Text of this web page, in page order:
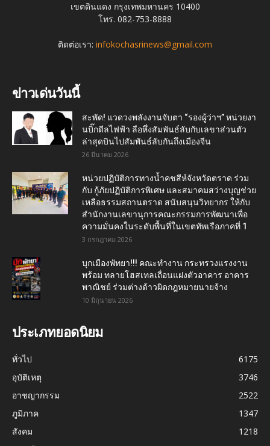
เขตดินแดง กรุงเทพมหานคร 10400
โทร. 082-753-8888
ติดต่อเรา: infokochasrinews@gmail.com
ข่าวเด่นวันนี้
สะพัด! แวดวงพลังงานจับตา “รองผู้ว่าฯ” หน่วยงา
นบิ๊กดีลไฟฟ้า ลือหึ่งสัมพันธ์ลับกับเลขาส่วนตัว
ล่าสุดบินไปสัมพันธ์ลับกันถึงเมืองจีน
26 มีนาคม 2026
หน่วยปฏิบัติการทางน้ำคชสีห์จังหวัดตราด ร่วม
กับ กู้ภัยปฏิบัติการพิเศษ และสมาคมสว่างบุญช่วย
เหลือธรรมสถานตราด สนับสนุนวิทยากร ให้กับ
สำนักงานเลขานุการคณะกรรมการพัฒนาเพื่อ
ความมั่นคงในระดับพื้นที่ในเขตทัพเรือภาคที่ 1
3 กรกฎาคม 2026
บุกเมืองพัทยา!!! คณะทำงาน กระทรวงแรงงาน
พร้อม ทลายโฮสเทลเถื่อนแฝงตัวอาคาร อาคาร
พาณิชย์ ร่วมต่างด้าวผิดกฎหมายนายจ้าง
10 มิถุนายน 2026
ประเภทยอดนิยม
ทั่วไป
6175
อุบัติเหตุ
3746
อาชญากรรม
2522
ภูมิภาค
1347
สังคม
1218